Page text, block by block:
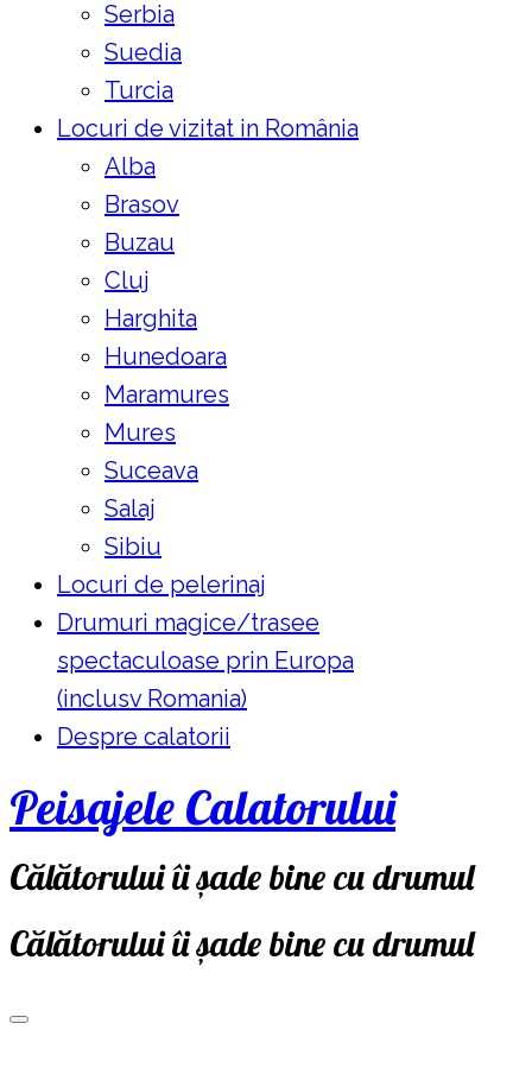
Serbia
Suedia
Turcia
Locuri de vizitat in România
Alba
Brasov
Buzau
Cluj
Harghita
Hunedoara
Maramures
Mures
Suceava
Salaj
Sibiu
Locuri de pelerinaj
Drumuri magice/trasee
spectaculoase prin Europa
(inclusv Romania)
Despre calatorii
Peisajele Calatorului
Călătorului îi șade bine cu drumul
Călătorului îi șade bine cu drumul